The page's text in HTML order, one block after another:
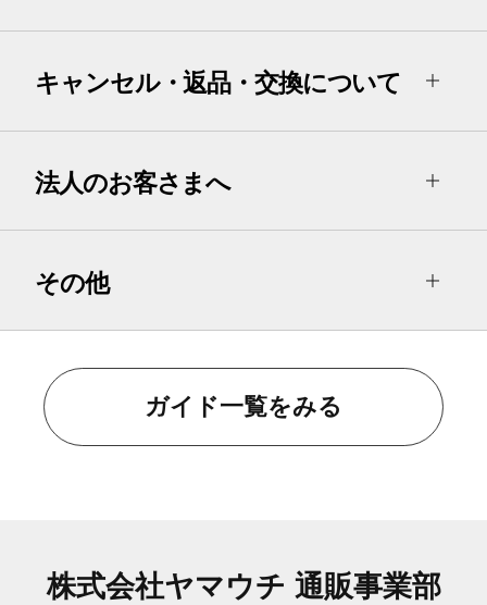
キャンセル・返品・交換について
法人のお客さまへ
その他
ガイド一覧をみる
株式会社ヤマウチ 通販事業部